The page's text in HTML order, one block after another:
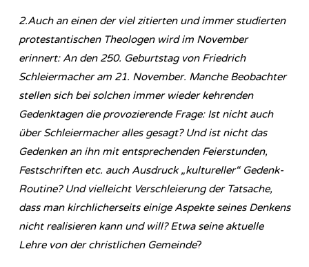
2.Auch an einen der viel zitierten und immer studierten
protestantischen Theologen wird im November
erinnert: An den 250. Geburtstag von Friedrich
Schleiermacher am 21. November. Manche Beobachter
stellen sich bei solchen immer wieder kehrenden
Gedenktagen die provozierende Frage: Ist nicht auch
über Schleiermacher alles gesagt? Und ist nicht das
Gedenken an ihn mit entsprechenden Feierstunden,
Festschriften etc. auch Ausdruck „kultureller“ Gedenk-
Routine? Und vielleicht Verschleierung der Tatsache,
dass man kirchlicherseits einige Aspekte seines Denkens
nicht realisieren kann und will? Etwa seine aktuelle
Lehre von der christlichen Gemeinde?